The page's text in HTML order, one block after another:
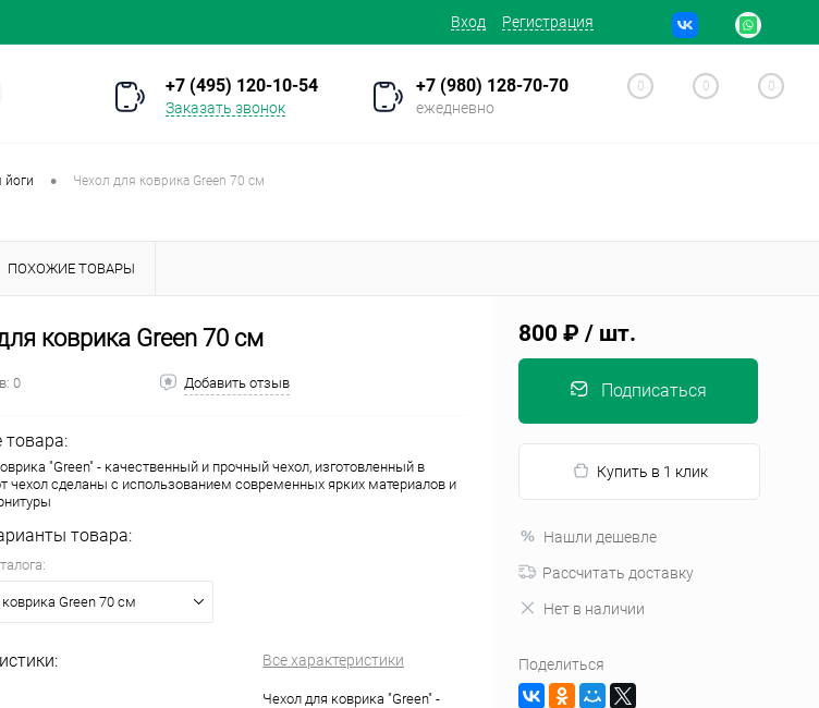
Вход Регистрация
+7 (495) 120-10-54
Заказать звонок
+7 (980) 128-70-70
ежедневно
0 0 0
йоги • Чехол для коврика Green 70 см
ПОХОЖИЕ ТОВАРЫ
коврика Green 70 см
0 Добавить отзыв
товара:
"Green" - качественный и прочный чехол, изготовленный в
чехол сделаны с использованием современных ярких материалов и
товара:
Green 70 см
Все характеристики
Чехол для коврика "Green" -
800 ₽ / шт.
Подписаться
Купить в 1 клик
Нашли дешевле
Рассчитать доставку
Нет в наличии
Поделиться